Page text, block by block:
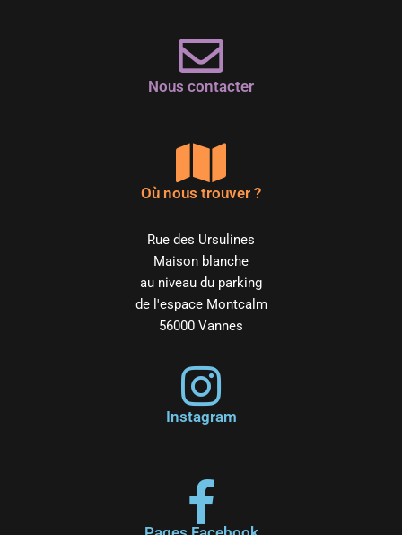
Nous contacter
Où nous trouver ?
Rue des Ursulines
Maison blanche
au niveau du parking
de l'espace Montcalm
56000 Vannes
Instagram